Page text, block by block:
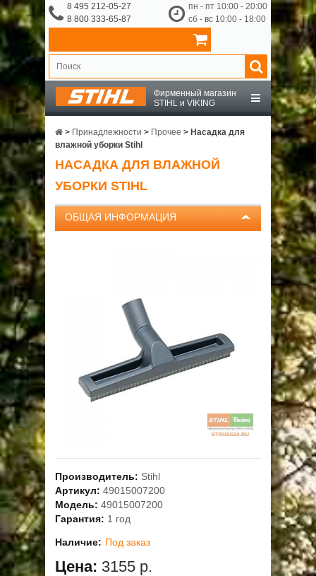
8 495 212-05-27
8 800 333-65-87
пн - пт 10:00 - 20:00
сб - вс 10:00 - 18:00
Фирменный магазин
STIHL и VIKING
STIHL
VIKING
OCHSENKOPF
ГАРАНТИЯ И СЕРВИС
ПОЛЬЗОВАТЕЛЬСКОЕ СОГЛАШЕНИЕ
АКЦИИ
> Принадлежности > Прочее > Насадка для
влажной уборки Stihl
НАСАДКА ДЛЯ ВЛАЖНОЙ
УБОРКИ STIHL
ОБЩАЯ ИНФОРМАЦИЯ
Производитель: Stihl
Артикул: 49015007200
Модель: 49015007200
Гарантия: 1 год
Наличие: Под заказ
Цена: 3155 р.